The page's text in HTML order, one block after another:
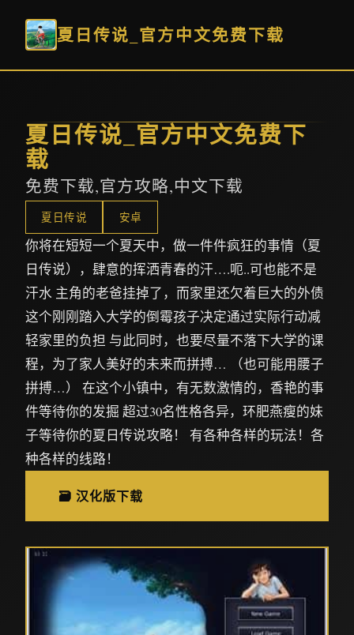
夏日传说_官方中文免费下载
夏日传说_官方中文免费下
载
免费下载,官方攻略,中文下载
夏日传说 安卓
你将在短短一个夏天中，做一件件疯狂的事情（夏
日传说），肆意的挥洒青春的汗….呃..可也能不是
汗水 主角的老爸挂掉了，而家里还欠着巨大的外债
这个刚刚踏入大学的倒霉孩子决定通过实际行动减
轻家里的负担 与此同时，也要尽量不落下大学的课
程，为了家人美好的未来而拼搏… （也可能用腰子
拼搏…） 在这个小镇中，有无数激情的，香艳的事
件等待你的发掘 超过30名性格各异，环肥燕瘦的妹
子等待你的夏日传说攻略！ 有各种各样的玩法！各
种各样的线路！
🗃️ 汉化版下载